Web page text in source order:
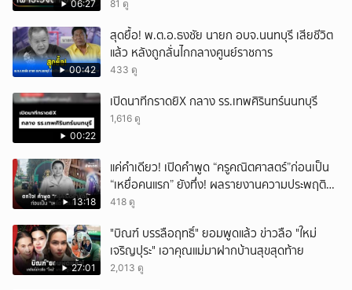
06:27 81 ดู
00:42
สุดยื้อ! พ.ต.อ.ธงชัย นายก อบจ.นนทบุรี เสียชีวิต
แล้ว หลังถูกลั่นไกกลางศูนย์ราชการ
433 ดู
00:22
เปิดนาทีกราดยิX กลาง รร.เทพศิรินทร์นนทบุรี
1,616 ดู
13:18
แค่คำเดียว! เปิดคำพูด “ครูคณิตศาสตร์”ก่อนเป็น
“เหยื่อคนแรก” ยังทึ่ง! ผลรายงานความประพฤติน่า
ตกใจ
418 ดู
27:01
"บิณฑ์ บรรลือฤทธิ์" ยอมพูดแล้ว ข่าวลือ "ใหม่
เจริญปุระ" เอาคุณแม่มาฝากบ้านสุขสุดท้าย
2,013 ดู